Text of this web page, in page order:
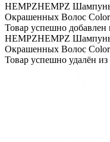
HEMPZHEMPZ
Окрашенных Волос Color
Товар успешно добавлен
HEMPZHEMPZ
Окрашенных Волос Color
Товар успешно удалён из